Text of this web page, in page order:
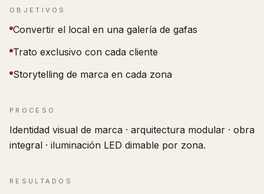
OBJETIVOS
Convertir el local en una galería de gafas
Trato exclusivo con cada cliente
Storytelling de marca en cada zona
PROCESO
Identidad visual de marca · arquitectura modular · obra
integral · iluminación LED dimable por zona.
RESULTADOS